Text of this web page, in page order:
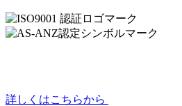
詳しくはこちらから